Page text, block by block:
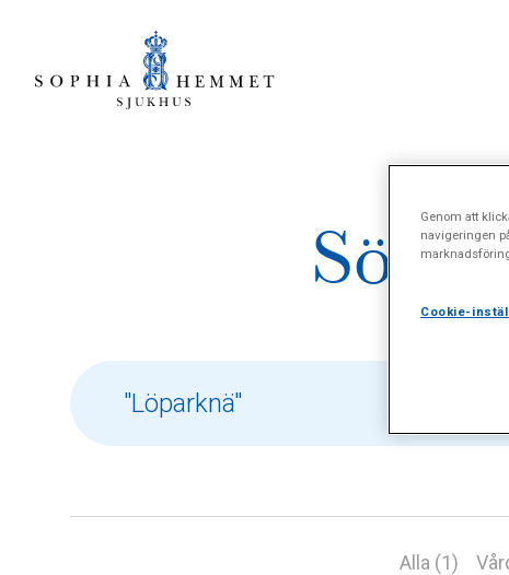
Alla (1)
Genom att
navigeringen
Cookie-